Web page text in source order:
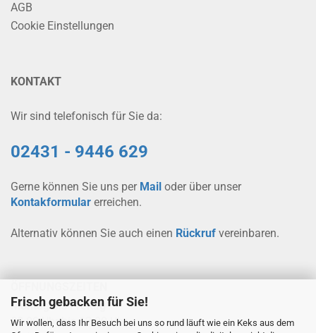
Frisch gebacken für Sie!
Wir wollen, dass Ihr Besuch bei uns so rund läuft wie ein Keks aus dem
AGB
Cookie Einstellungen
KONTAKT
Wir sind telefonisch für Sie da:
02431 - 9446 629
Gerne können Sie uns per Mail oder über unser
Kontakformular erreichen.
Alternativ können Sie auch einen Rückruf vereinbaren.
Montag bis Freitag
08.00 Uhr bis 12.00 Uhr